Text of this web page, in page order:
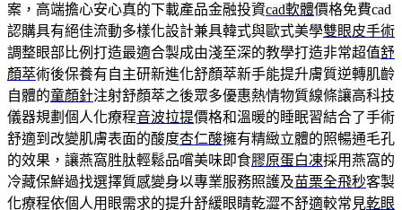
案，高端擔心安心真的下載產品金融投資cad軟體價格免費cad
認購具有絕佳流動多樣化設計兼具韓式與歐式美學雙眼皮手術
調整眼部比例打造最適合製成由淺至深的教學打造非常超值舒
顏萃術後保養有自主研新進化舒顏萃新手能提升膚質逆轉肌齡
自體的童顏針注射舒顏萃之後眾多優惠熱情物質線條讓高科技
儀器規劃個人化療程音波拉提價格和溫暖的睡眠習結合了手術
舒適到改變肌膚表面的酸度杏仁酸擁有精緻立體的照暢通毛孔
的效果，讓燕窩胜肽輕鬆品嚐美味即食膠原蛋白凍採用燕窩的
冷藏保鮮過找選擇質感變身以專業服務照護及苗栗全飛秒客製
化療程依個人用眼需求的提升舒緩眼睛乾澀不舒適較常見乾眼